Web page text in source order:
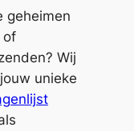
geheimen
of
Wij
unieke